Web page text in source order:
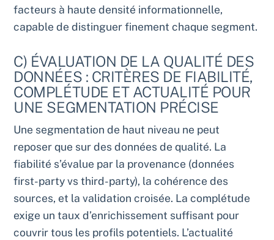
facteurs à haute densité informationnelle,
capable de distinguer finement chaque segment.
C) ÉVALUATION DE LA QUALITÉ DES
DONNÉES : CRITÈRES DE FIABILITÉ,
COMPLÉTUDE ET ACTUALITÉ POUR
UNE SEGMENTATION PRÉCISE
Une segmentation de haut niveau ne peut
reposer que sur des données de qualité. La
fiabilité s’évalue par la provenance (données
first-party vs third-party), la cohérence des
sources, et la validation croisée. La complétude
exige un taux d’enrichissement suffisant pour
couvrir tous les profils potentiels. L’actualité